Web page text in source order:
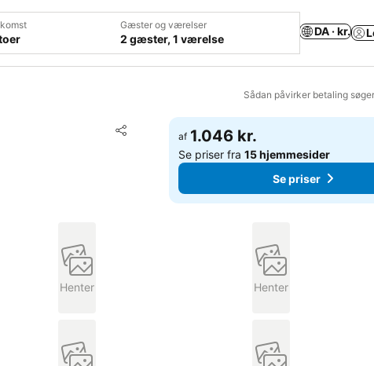
Gæster og værelser
2 gæster, 1 værelse
DA · kr.
Sådan påvirker betaling
Del
Føj til favoritter
af 1.046 kr.
Se priser fra15 hjemmesider
Se priser
Henter Henter